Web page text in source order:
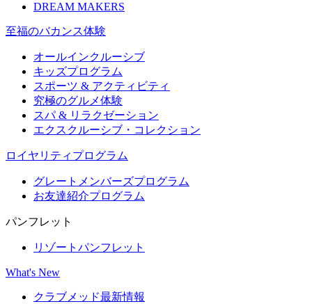
DREAM MAKERS
至福のバカンス体験
オールインクルーシブ
キッズプログラム
スポーツ & アクティビティ​
究極のグルメ体験
スパ & リラクゼーション
エクスクルーシブ・コレクション
ロイヤリティプログラム
グレートメンバーズプログラム
お友達紹介プログラム
パンフレット
リゾートパンフレット
What's New
クラブメッド最新情報